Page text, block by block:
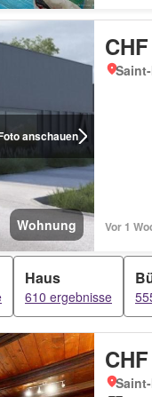
anschauen
Wohnung Vor 1
Haus
610 ergebnisse